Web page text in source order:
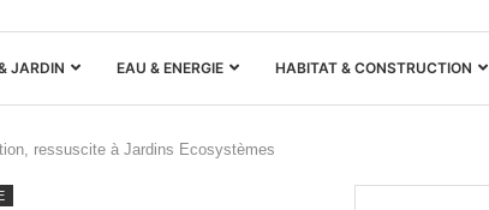
JARDIN EAU & ENERGIE HABITAT & CONSTRUCTION
ressuscite à Jardins Ecosystèmes